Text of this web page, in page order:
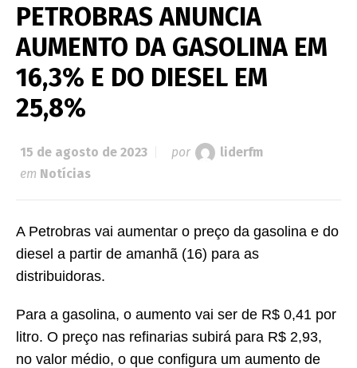
PETROBRAS ANUNCIA
AUMENTO DA GASOLINA EM
16,3% E DO DIESEL EM
25,8%
15 de agosto de 2023 por
liderfm
em Notícias
A Petrobras vai aumentar o preço da gasolina e do
diesel a partir de amanhã (16) para as
distribuidoras.
Para a gasolina, o aumento vai ser de R$ 0,41 por
litro. O preço nas refinarias subirá para R$ 2,93,
no valor médio, o que configura um aumento de